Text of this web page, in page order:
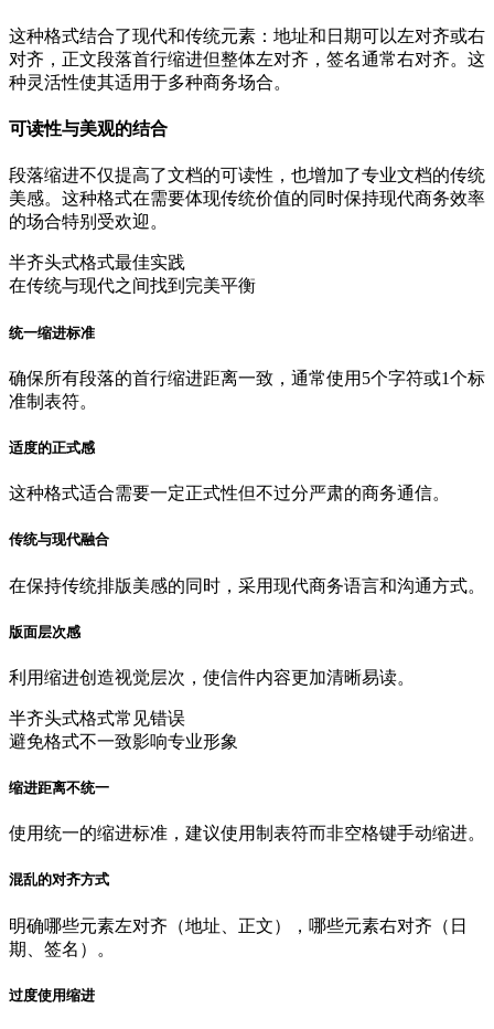
这种格式结合了现代和传统元素：地址和日期可以左对齐或右
对齐，正文段落首行缩进但整体左对齐，签名通常右对齐。这
种灵活性使其适用于多种商务场合。
可读性与美观的结合
段落缩进不仅提高了文档的可读性，也增加了专业文档的传统
美感。这种格式在需要体现传统价值的同时保持现代商务效率
的场合特别受欢迎。
半齐头式格式最佳实践
在传统与现代之间找到完美平衡
统一缩进标准
确保所有段落的首行缩进距离一致，通常使用5个字符或1个标
准制表符。
适度的正式感
这种格式适合需要一定正式性但不过分严肃的商务通信。
传统与现代融合
在保持传统排版美感的同时，采用现代商务语言和沟通方式。
版面层次感
利用缩进创造视觉层次，使信件内容更加清晰易读。
半齐头式格式常见错误
避免格式不一致影响专业形象
缩进距离不统一
使用统一的缩进标准，建议使用制表符而非空格键手动缩进。
混乱的对齐方式
明确哪些元素左对齐（地址、正文），哪些元素右对齐（日
期、签名）。
过度使用缩进